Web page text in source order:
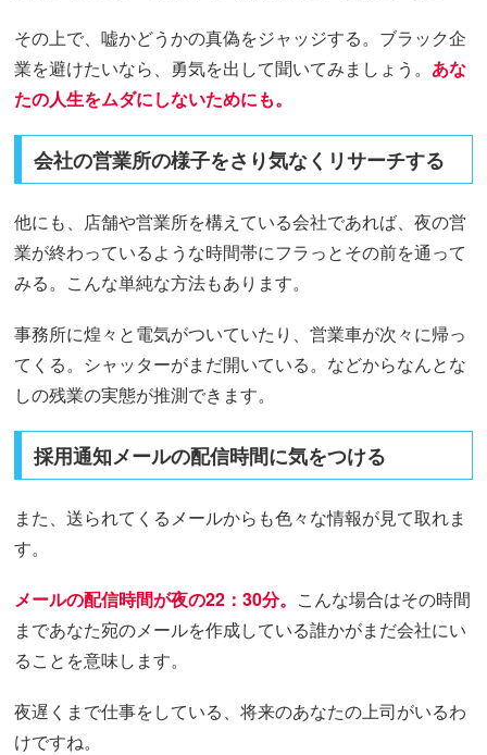
その上で、嘘かどうかの真偽をジャッジする。ブラック企
業を避けたいなら、勇気を出して聞いてみましょう。 あな
たの人生をムダにしないためにも。
会社の営業所の様子をさり気なくリサーチする
他にも、店舗や営業所を構えている会社であれば、夜の営
業が終わっているような時間帯にフラっとその前を通って
みる。こんな単純な方法もあります。
事務所に煌々と電気がついていたり、営業車が次々に帰っ
てくる。シャッターがまだ開いている。などからなんとな
しの残業の実態が推測できます。
採用通知メールの配信時間に気をつける
また、送られてくるメールからも色々な情報が見て取れま
す。
メールの配信時間が夜の22：30分。 こんな場合はその時間
まであなた宛のメールを作成している誰かがまだ会社にい
ることを意味します。
夜遅くまで仕事をしている、将来のあなたの上司がいるわ
けですね。